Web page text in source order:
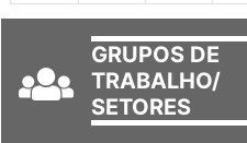
GRUPOS DE
TRABALHO/
SETORES